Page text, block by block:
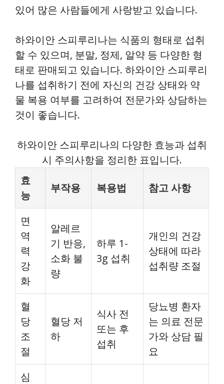
있어 많은 사람들에게 사랑받고 있습니다.
하와이안 스피루리나는 식품의 형태로 섭취
할 수 있으며, 분말, 정제, 알약 등 다양한 형
태로 판매되고 있습니다. 하와이안 스피루리
나를 섭취하기 전에 자신의 건강 상태와 약
물 복용 여부를 고려하여 전문가와 상담하는
것이 좋습니다.
하와이안 스피루리나의 다양한 효능과 섭취
시 주의사항을 정리한 표입니다.
효
능
부작용 복용법 참고 사항
면
역
력
강
화
알레르
기 반응,
소화 불
량
하루 1-
3g 섭취
개인의 건강
상태에 따라
섭취량 조절
혈
당
조
절
혈당 저
하
식사 전
또는 후
섭취
당뇨병 환자
는 의료 전문
가와 상담 필
요
심